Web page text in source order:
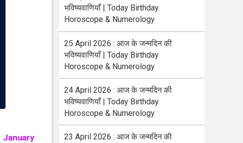
January
भविष्यवाणियाँ | Today Birthday
Horoscope & Numerology
25 April 2026 : आज के जन्मदिन की
भविष्यवाणियाँ | Today Birthday
Horoscope & Numerology
24 April 2026 : आज के जन्मदिन की
भविष्यवाणियाँ | Today Birthday
Horoscope & Numerology
23 April 2026 : आज के जन्मदिन की